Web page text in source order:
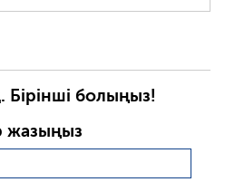
Бірінші болыңыз!
жазыңыз